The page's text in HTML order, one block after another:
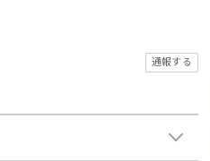
通報する